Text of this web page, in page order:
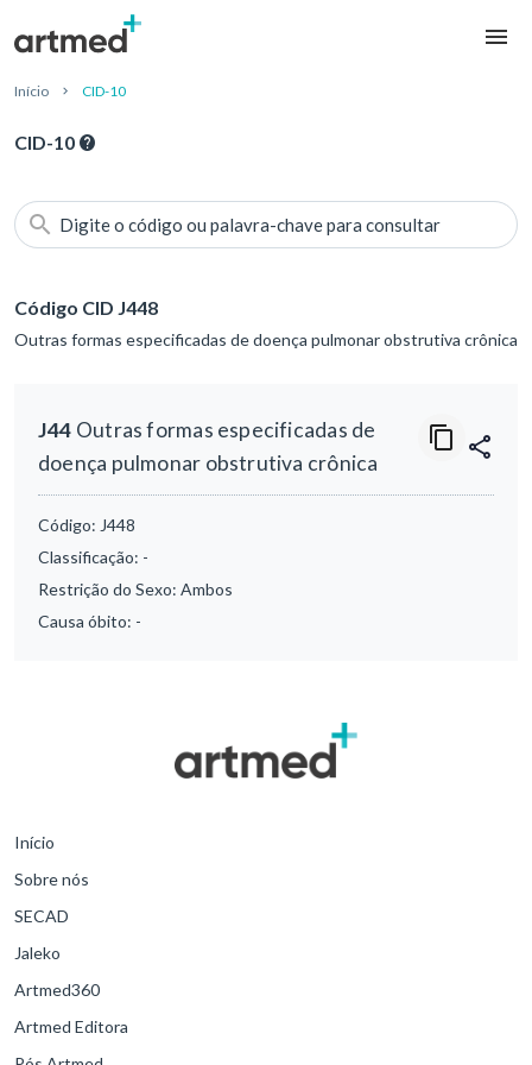
Início CID-10
CID-10
Digite o código ou palavra-chave para consultar
Código CID J448
Outras formas especificadas de doença pulmonar obstrutiva crônica
J44 Outras formas especificadas de
doença pulmonar obstrutiva crônica
Código: J448
Classificação: -
Restrição do Sexo: Ambos
Causa óbito: -
Início
Sobre nós
SECAD
Jaleko
Artmed360
Artmed Editora